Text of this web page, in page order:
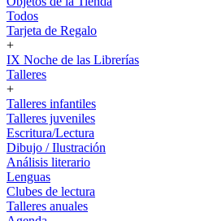
Todos
Tarjeta de Regalo
+
IX Noche de las Librerías
Talleres
+
Talleres infantiles
Talleres juveniles
Escritura/Lectura
Dibujo / Ilustración
Análisis literario
Lenguas
Clubes de lectura
Talleres anuales